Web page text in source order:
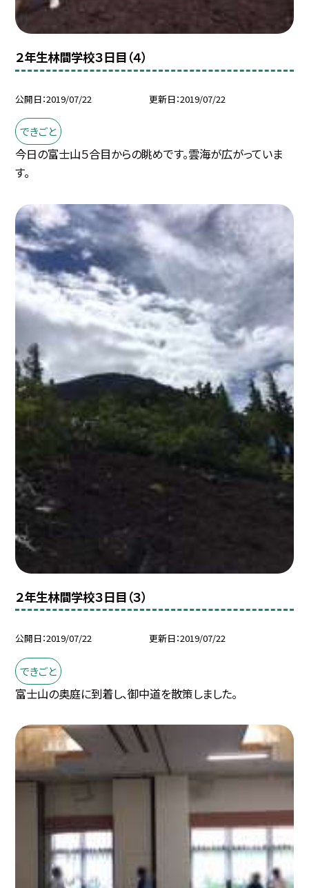
２年生林間学校３日目（４）
公開日 2019/07/22 更新日 2019/07/22
できごと
今日の富士山５合目からの眺めです。雲海が広がっていま
す。
２年生林間学校３日目（３）
公開日 2019/07/22 更新日 2019/07/22
できごと
富士山の奥庭に到着し、御中道を散策しました。